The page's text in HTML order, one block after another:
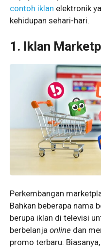
contoh iklan elektronik
kehidupan sehari-hari.
1. Iklan
Perkembangan
Bahkan beberapa nama
berupa iklan di televisi
berbelanja online dan
promo terbaru.